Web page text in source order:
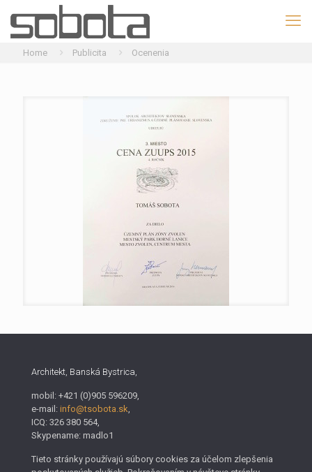
Home Publicita Ocenenia
Architekt, Banská Bystrica,
mobil: +421 (0)905 596209,
e-mail: info@tsobota.sk,
ICQ: 326 380 564,
Skypename: madlo1
Tieto stránky používajú súbory cookies za účelom zlepšenia